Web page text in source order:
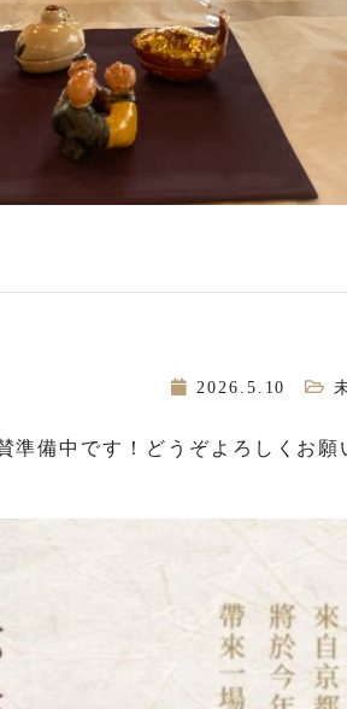
2026.5.10
備中です！どうぞよろしくお願